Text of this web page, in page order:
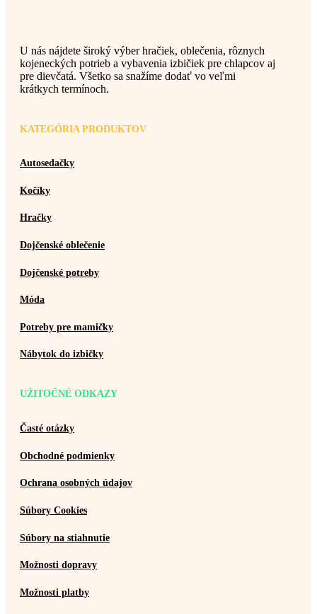
U nás nájdete široký výber hračiek, oblečenia, rôznych
kojeneckých potrieb a vybavenia izbičiek pre chlapcov aj
pre dievčatá. Všetko sa snažíme dodať vo veľmi
krátkych termínoch.
KATEGÓRIA PRODUKTOV
Autosedačky
Kočíky
Hračky
Dojčenské oblečenie
Dojčenské potreby
Móda
Potreby pre mamičky
Nábytok do izbičky
UŽITOČNÉ ODKAZY
Časté otázky
Obchodné podmienky
Ochrana osobných údajov
Súbory Cookies
Súbory na stiahnutie
Možnosti dopravy
Možnosti platby